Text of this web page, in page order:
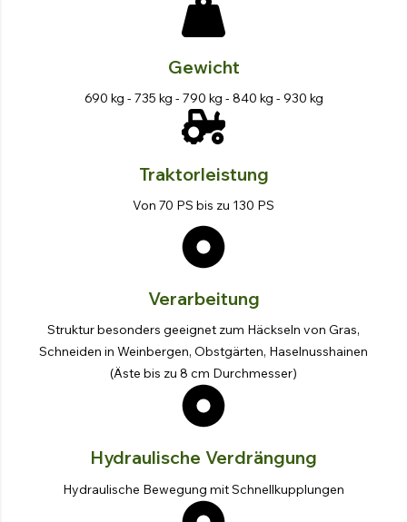
Gewicht
690 kg - 735 kg - 790 kg - 840 kg - 930 kg
Traktorleistung
Von 70 PS bis zu 130 PS
Verarbeitung
Struktur besonders geeignet zum Häckseln von Gras,
Schneiden in Weinbergen, Obstgärten, Haselnusshainen
(Äste bis zu 8 cm Durchmesser)
Hydraulische Verdrängung
Hydraulische Bewegung mit Schnellkupplungen